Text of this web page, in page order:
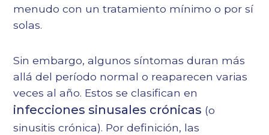
menudo con un tratamiento mínimo o por sí
solas.
Sin embargo, algunos síntomas duran más
allá del período normal o reaparecen varias
veces al año. Estos se clasifican en
infecciones sinusales crónicas (o
sinusitis crónica). Por definición, las